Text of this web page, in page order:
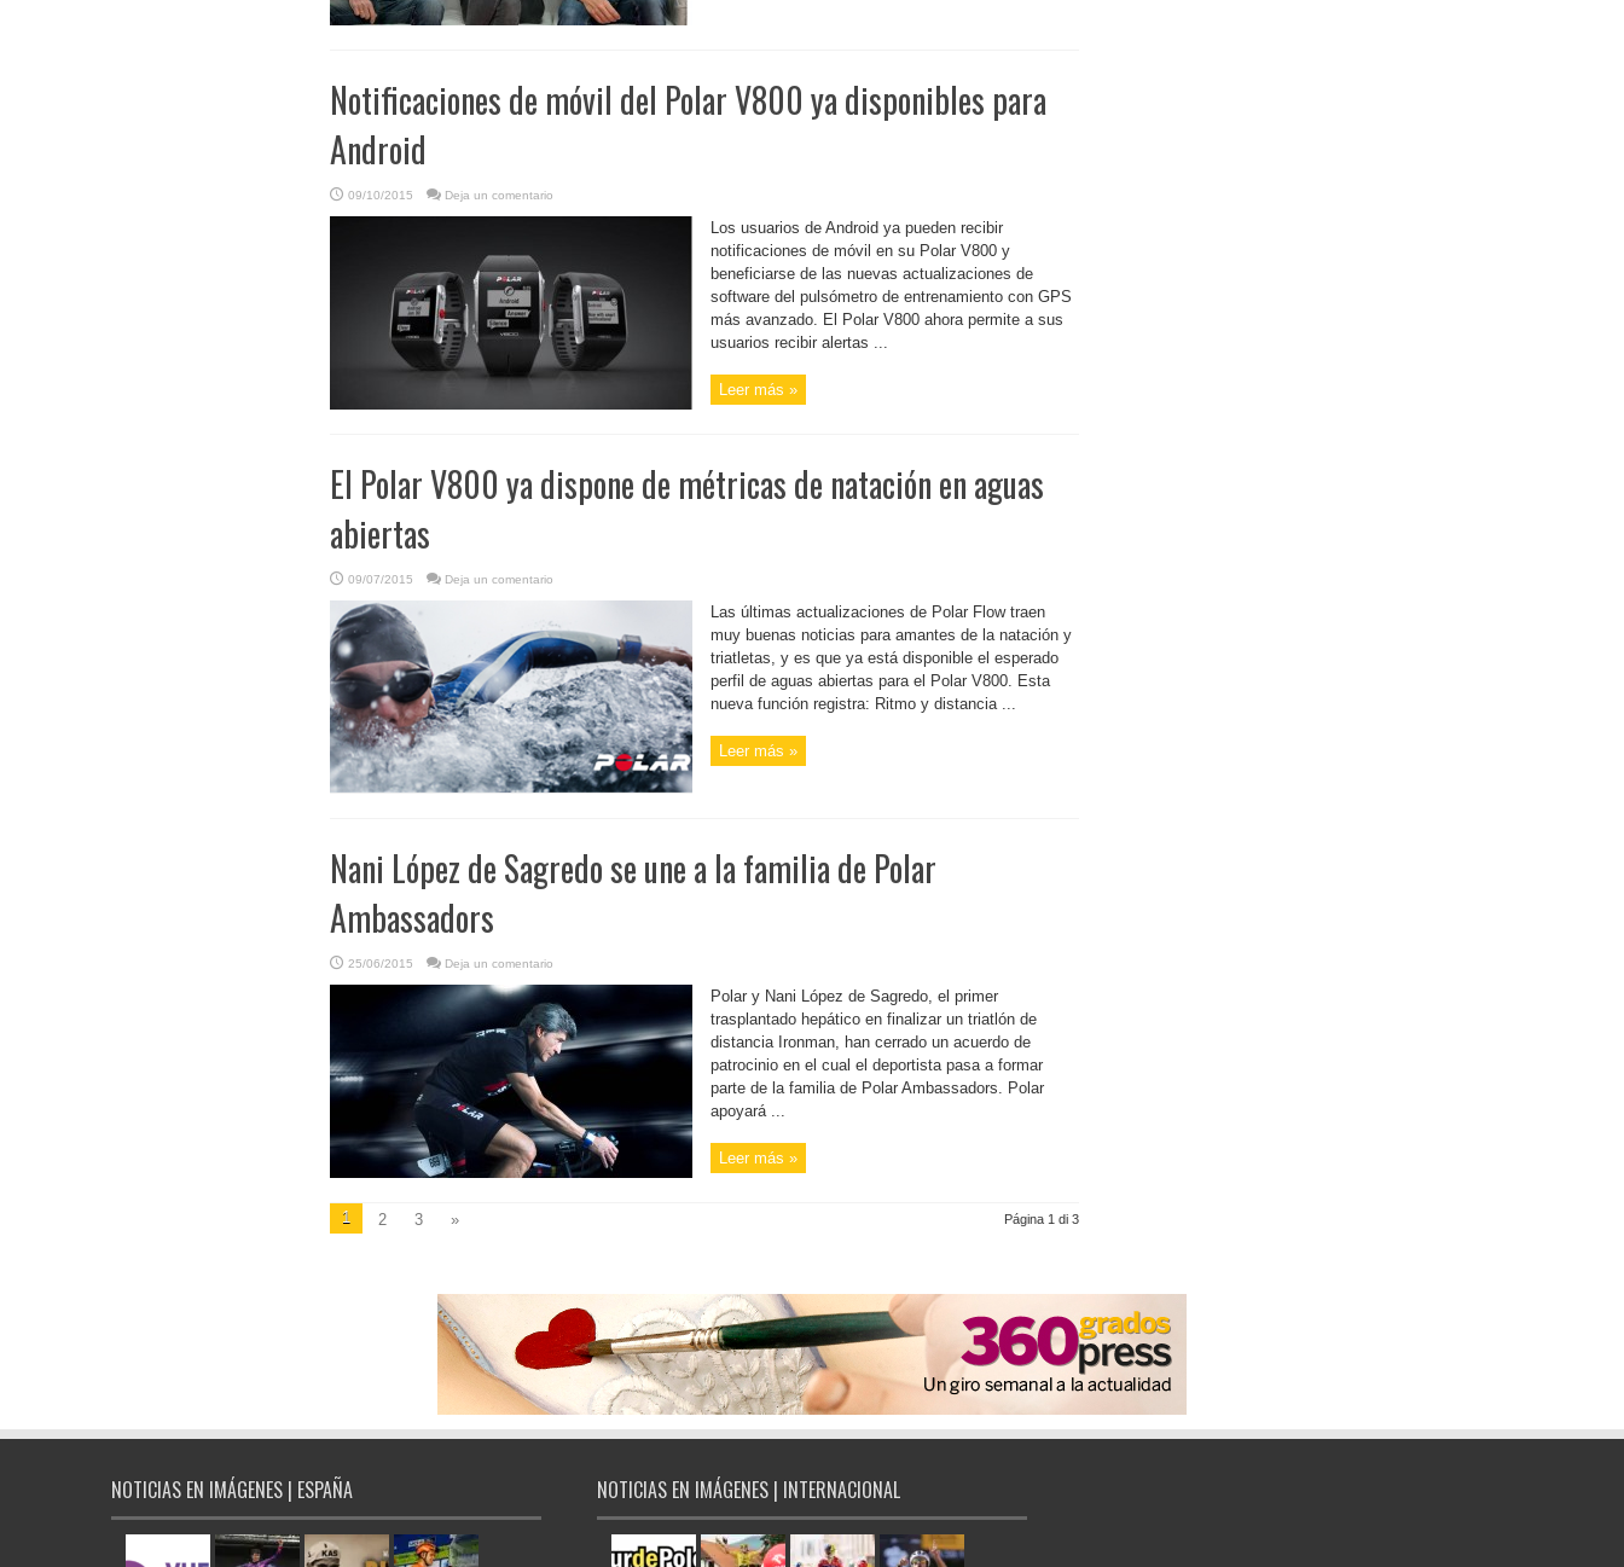
Notificaciones de móvil del Polar V800 ya disponibles para
Android
09/10/2015 Deja un comentario
Los usuarios de Android ya pueden recibir
notificaciones de móvil en su Polar V800 y
beneficiarse de las nuevas actualizaciones de
software del pulsómetro de entrenamiento con GPS
más avanzado. El Polar V800 ahora permite a sus
usuarios recibir alertas ...
Leer más »
El Polar V800 ya dispone de métricas de natación en aguas
abiertas
09/07/2015 Deja un comentario
Las últimas actualizaciones de Polar Flow traen
muy buenas noticias para amantes de la natación y
triatletas, y es que ya está disponible el esperado
perfil de aguas abiertas para el Polar V800. Esta
nueva función registra: Ritmo y distancia ...
Leer más »
Nani López de Sagredo se une a la familia de Polar
Ambassadors
25/06/2015 Deja un comentario
Polar y Nani López de Sagredo, el primer
trasplantado hepático en finalizar un triatlón de
distancia Ironman, han cerrado un acuerdo de
patrocinio en el cual el deportista pasa a formar
parte de la familia de Polar Ambassadors. Polar
apoyará ...
Leer más »
Página 1 di 3
1 2 3 »
NOTICIAS EN IMÁGENES | ESPAÑA NOTICIAS EN IMÁGENES | INTERNACIONAL